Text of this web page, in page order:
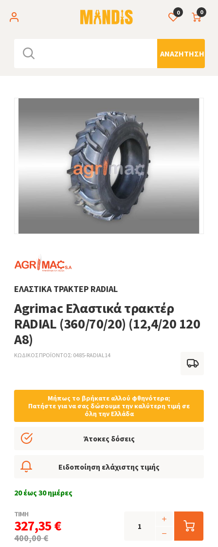
0
ΑΝΑΖΉΤΗΣΗ
0
ΕΛΑΣΤΙΚΆ ΤΡΑΚΤΈΡ RADIAL
Agrimac Ελαστικά τρακτέρ
RADIAL (360/70/20) (12,4/20 120
A8)
ΚΩΔΙΚΟΣ ΠΡΟΪΟΝΤΟΣ 0485-RADIAL14
ΤΙΜΗ
327,35 €
400,00 €
Μήπως το βρήκατε αλλού φθηνότερα;
Πατήστε για να σας δώσουμε την καλύτερη τιμή σε
όλη την Ελλάδα
Άτοκες δόσεις
Ειδοποίηση ελάχιστης τιμής
20 έως 30 ημέρες